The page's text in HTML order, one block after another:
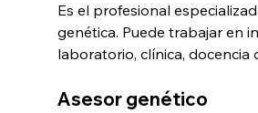
Es el profesional
genética. Puede trabajar en
laboratorio, clínica, docencia
Asesor genético